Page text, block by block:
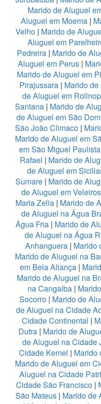
Marido de Aluguel
Aluguel em Moema|
Velho | Marido de
Aluguel em
Pedreira| Marido de
Aluguel em Perus|
Marido de Aluguel em
Pirajussara| Marido
de Aluguel em
Santana | Marido de
de Aluguel em São
São João Climaco|
Marido de Aluguel em
em São Miguel Paulista
Rafael | Marido de
de Aluguel em
Sumare | Marido de
de Aluguel em Veleiros
Maria Zelia | Marido de
de Aluguel na Água
Água Fria| Marido de
de Aluguel na Água
Anhanguera| Marido
Marido de Aluguel na
em Bela Aliança |
Marido de Aluguel na
na Cangaiba |
Socorro | Marido de
de Aluguel na Cidade
Cidade Continental |
Dutra | Marido de
de Aluguel na Cidade
Cidade Kemel | Marido
Marido de Aluguel em
Aluguel na Cidade
Cidade São Francisco |
São Mateus| Marido de